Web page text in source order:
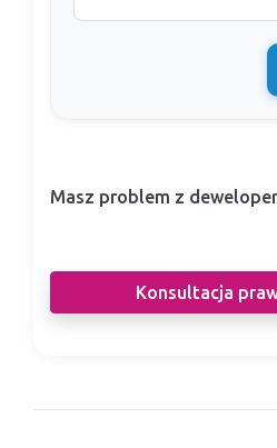
Masz problem z
Konsultacja